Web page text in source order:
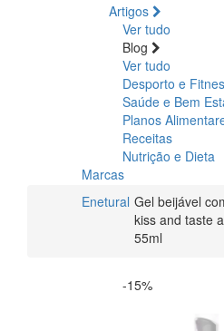
Artigos
Ver tudo
Blog
Ver tudo
Desporto e
Saúde e Bem
Planos
Receitas
Nutrição e Dieta
Marcas
Enetural Gel beijável
kiss and taste
55ml
-15%